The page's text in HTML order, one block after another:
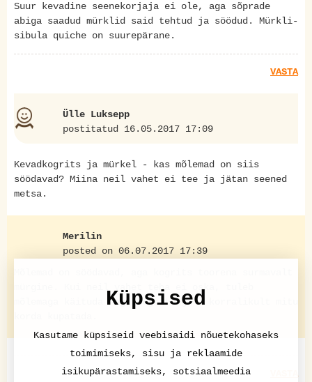
Suur kevadine seenekorjaja ei ole, aga sõprade
abiga saadud mürklid said tehtud ja söödud. Mürkli-
sibula quiche on suurepärane.
VASTA
Ülle Luksepp
postitatud 16.05.2017 17:09
Kevadkogrits ja mürkel - kas mõlemad on siis
söödavad? Miina neil vahet ei tee ja jätan seened
metsa.
Merilin
posted on 06.07.2017 17:39
mürgine. Kui neil vahet teha ei oska, tuleb
mõlemaga käituda nagu kogritsaga - korralikult mitu
Küpsised
Kasutame küpsiseid veebisaidi nõuetekohaseks
toimimiseks, sisu ja reklaamide
isikupärastamiseks, sotsiaalmeedia